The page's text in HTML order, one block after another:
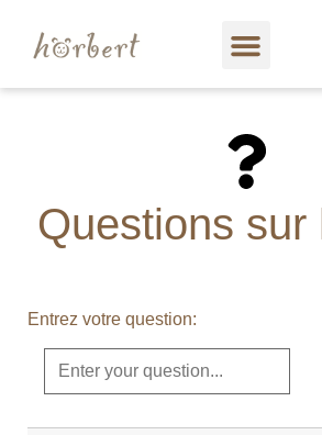
Questions sur
Entrez votre question: